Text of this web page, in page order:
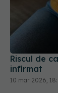
Riscul de
infirmat
10 mar 2026,